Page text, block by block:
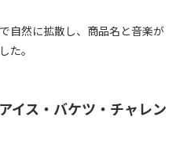
自然に拡散し、商品名と音楽が
た。
イス・バケツ・チャレン